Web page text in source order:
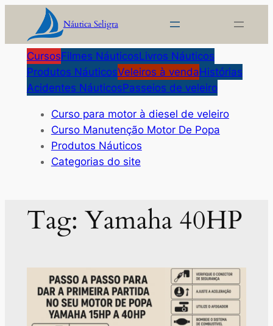
o
conteúdo
Náutica Seligra
CursosFilmes NáuticosLivros Náuticos
Produtos NáuticosVeleiros à vendaHistórias
Acidentes NáuticosPasseios de veleiro
Curso para motor à diesel de veleiro
Curso Manutenção Motor De Popa
Produtos Náuticos
Categorias do site
Tag: Yamaha 40HP